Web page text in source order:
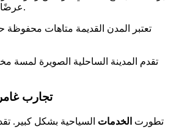
عرضًا حسيًا فريدًا في العالم.
تعتبر المدن القديمة متاهات محفوظة
تقدم المدينة الساحلية الصويرة لمسة
تجارب
تطورت الخدمات السياحية بشكل كبير.